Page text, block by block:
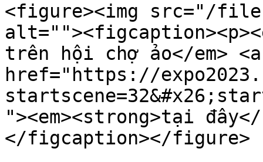
<figure><img src="/files/
trên hội chợ ảo</em> <a
href="https://
"><em><strong>tại
</figcaption></figure>